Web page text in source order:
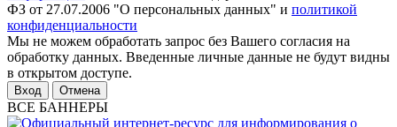
ФЗ от 27.07.2006 "О персональных данных" и политикой
конфиденциальности
Мы не можем обработать запрос без Вашего согласия на
обработку данных. Введенные личные данные не будут видны
в открытом доступе.
Отмена
ВСЕ БАННЕРЫ